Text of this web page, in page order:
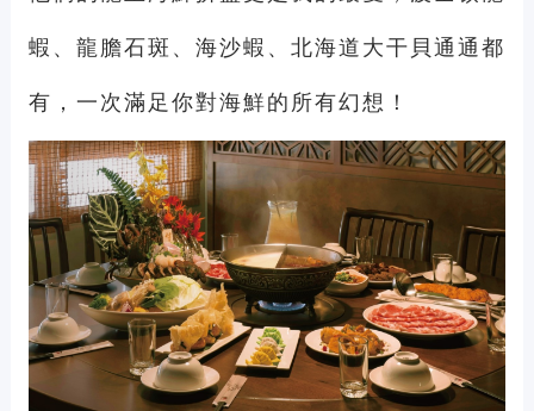
蝦、龍膽石斑、海沙蝦、北海道大干貝通通都
有，一次滿足你對海鮮的所有幻想！